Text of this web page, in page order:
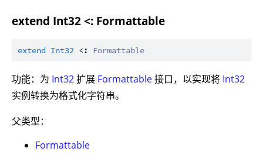
extend Int32 <: Formattable
extend Int32 <: Formattable
功能：为 Int32扩展 Formattable接口，以实现将 Int32
实例转换为格式化字符串。
父类型：
Formattable